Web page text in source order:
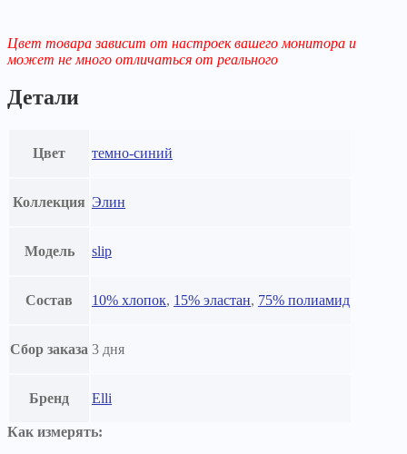
Цвет товара зависит от настроек вашего монитора и
может не много отличаться от реального
Детали
Цвет темно-синий
Коллекция Элин
Модель slip
Состав 10% хлопок, 15% эластан, 75% полиамид
Сбор заказа 3 дня
Бренд Elli
Как измерять: